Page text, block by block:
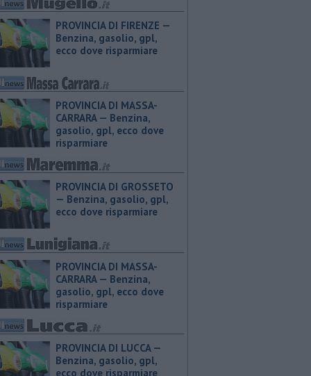
PROVINCIA DI FIRENZE — ​
Benzina, gasolio, gpl,
ecco dove risparmiare
PROVINCIA DI MASSA-
CARRARA — ​Benzina,
gasolio, gpl, ecco dove
risparmiare
PROVINCIA DI GROSSETO
— ​Benzina, gasolio, gpl,
ecco dove risparmiare
PROVINCIA DI MASSA-
CARRARA — ​Benzina,
gasolio, gpl, ecco dove
risparmiare
PROVINCIA DI LUCCA — ​
Benzina, gasolio, gpl,
ecco dove risparmiare